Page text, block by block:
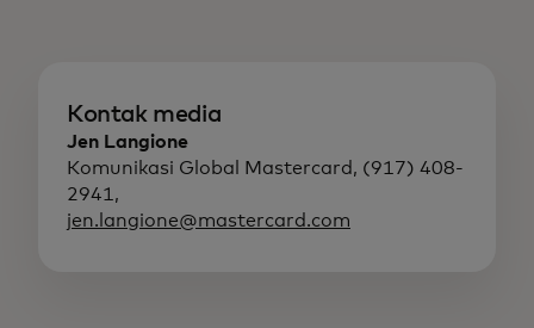
Kontak media
Jen Langione
Komunikasi Global Mastercard, (917) 408-
2941,
jen.langione@mastercard.com